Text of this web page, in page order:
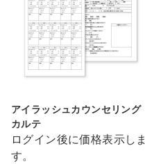
アイラッシュカウンセリング
カルテ
ログイン後に価格表示しま
す。